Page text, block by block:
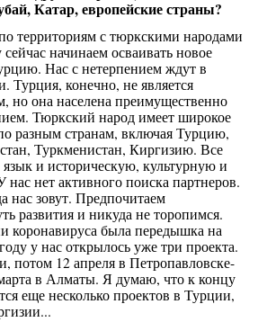
Катар, европейские страны?
территориям с тюркскими народами
начинаем осваивать новое
Нас с нетерпением ждут в
конечно, не является
но она населена преимущественно
Тюркский народ имеет широкое
разным странам, включая Турцию,
Туркменистан, Киргизию. Все
и историческую, культурную и
нас нет активного поиска партнеров.
нас зовут. Предпочитаем
развития и никуда не торопимся.
коронавируса была передышка на
у нас открылось уже три проекта.
потом 12 апреля в Петропавловске-
в Алматы. Я думаю, что к концу
еще несколько проектов в Турции,